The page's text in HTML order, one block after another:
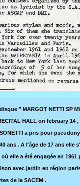
" MARGOT NETTI SP
HALL on february 14 ,
a pris pour
ans . A l'âge de 17 ans
elle a été engagée en
avec jardin en région
de la SACEM .